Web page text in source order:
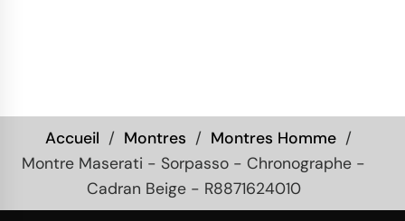
Accueil Montres
Montres Homme
Montre Maserati - Sorpasso - Chronographe -
Cadran Beige - R8871624010